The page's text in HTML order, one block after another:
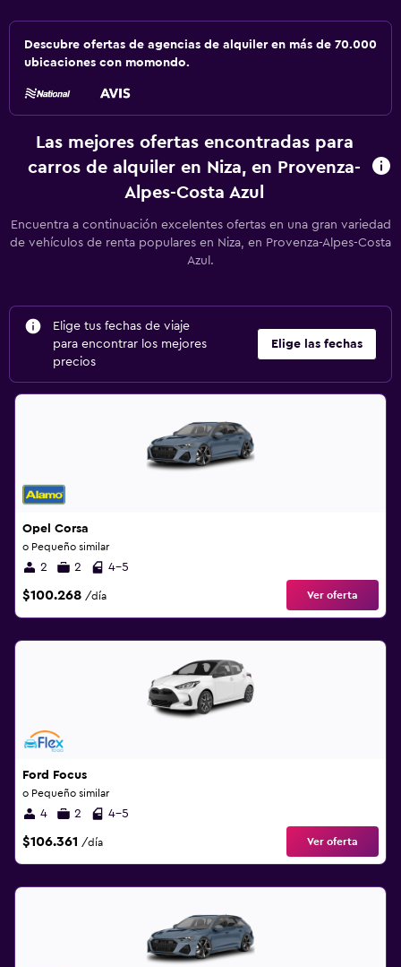
Descubre ofertas de agencias de alquiler en más de 70.000
ubicaciones con momondo.
Las mejores ofertas encontradas para
carros de alquiler en Niza, en Provenza-
Alpes-Costa Azul
Encuentra a continuación excelentes ofertas en una gran variedad
de vehículos de renta populares en Niza, en Provenza-Alpes-Costa
Azul.
Elige tus fechas de viaje
para encontrar los mejores
precios
Elige las fechas
Opel Corsa
o Pequeño similar
2 2 4-5
$100.268 /día Ver oferta
Ford Focus
o Pequeño similar
4 2 4-5
$106.361 /día Ver oferta